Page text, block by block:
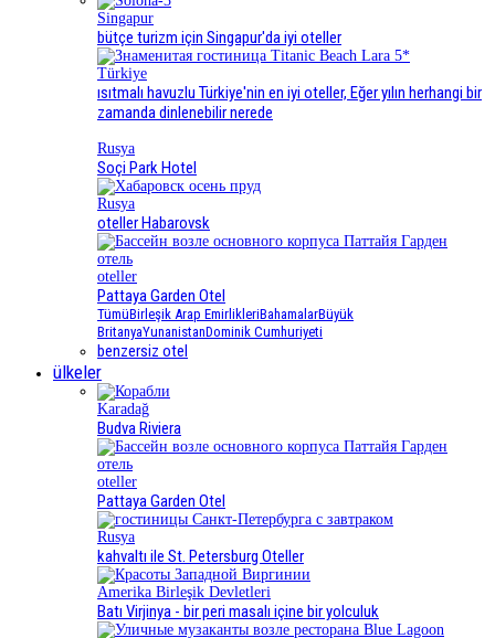
Singapur
bütçe turizm için Singapur'da iyi oteller
Türkiye
ısıtmalı havuzlu Türkiye'nin en iyi oteller, Eğer yılın herhangi bir
zamanda dinlenebilir nerede
Rusya
Soçi Park Hotel
Rusya
oteller Habarovsk
oteller
Pattaya Garden Otel
TümüBirleşik Arap EmirlikleriBahamalarBüyük
BritanyaYunanistanDominik Cumhuriyeti
benzersiz otel
ülkeler
Karadağ
Budva Riviera
oteller
Pattaya Garden Otel
Rusya
kahvaltı ile St. Petersburg Oteller
Amerika Birleşik Devletleri
Batı Virjinya - bir peri masalı içine bir yolculuk